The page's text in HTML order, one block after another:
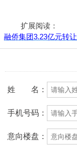
扩展阅读：
融侨集团3.23亿元转
姓 名：
手机号码：
意向楼盘：